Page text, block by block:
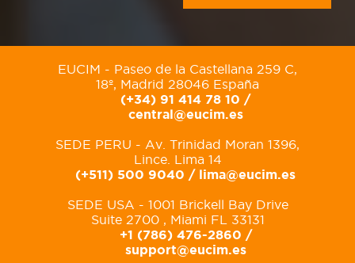
EUCIM - Paseo de la Castellana 259 C,
18º, Madrid 28046 España
(+34) 91 414 78 10 /
central@eucim.es
SEDE PERU - Av. Trinidad Moran 1396,
Lince. Lima 14
(+511) 500 9040 / lima@eucim.es
SEDE USA - 1001 Brickell Bay Drive
Suite 2700 , Miami FL 33131
+1 (786) 476-2860 /
support@eucim.es